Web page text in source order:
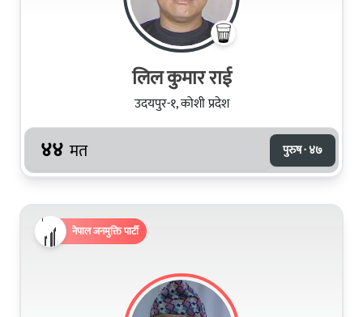
लिल कुमार राई
उदयपुर-१, कोशी प्रदेश
४४ मत पुरुष · ४७
नेपाल जनमुक्ति पार्टी